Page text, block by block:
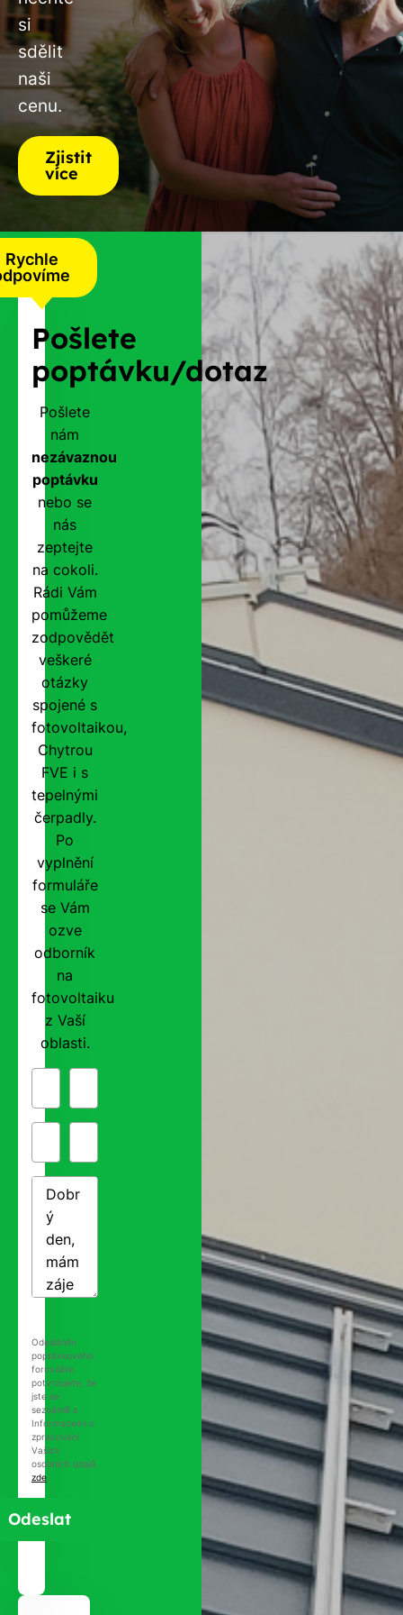
si
sdělit
naši
cenu.
Zjistit
více
Rychle
Pošlete
poptávku/dotaz
Pošlete
nám
nezávaznou
poptávku
nebo se
nás
zeptejte
na cokoli.
Rádi Vám
pomůžeme
zodpovědět
veškeré
otázky
spojené s
fotovoltaikou,
Chytrou
FVE i s
tepelnými
čerpadly.
Po
vyplnění
formuláře
se Vám
ozve
odborník
na
fotovoltaiku
z Vaší
oblasti.
Odesláním
poptávkového
formuláře
potvrzujete, že
jste se
seznámili s
Informacemi o
zpracování
Vašich
osobních údajů
zde